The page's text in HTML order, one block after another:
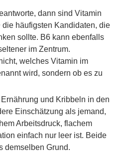
dann sind Vitamin
häufigsten Kandidaten, die
sollte. B6 kann ebenfalls
im Zentrum.
welches Vitamin im
wird, sondern ob es zu
und Kribbeln in den
Einschätzung als jemand,
Arbeitsdruck, flachem
einfach nur leer ist. Beide
demselben Grund.